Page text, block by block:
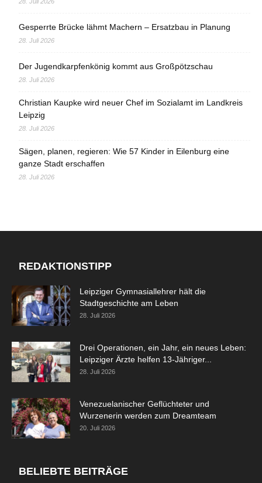
Gesperrte Brücke lähmt Machern – Ersatzbau in Planung
28. Juli 2026
Der Jugendkarpfenkönig kommt aus Großpötzschau
28. Juli 2026
Christian Kaupke wird neuer Chef im Sozialamt im Landkreis
Leipzig
28. Juli 2026
Sägen, planen, regieren: Wie 57 Kinder in Eilenburg eine
ganze Stadt erschaffen
28. Juli 2026
REDAKTIONSTIPP
Leipziger Gymnasiallehrer hält die
Stadtgeschichte am Leben
28. Juli 2026
Drei Operationen, ein Jahr, ein neues Leben:
Leipziger Ärzte helfen 13-Jähriger...
28. Juli 2026
Venezuelanischer Geflüchteter und
Wurzenerin werden zum Dreamteam
20. Juli 2026
BELIEBTE BEITRÄGE